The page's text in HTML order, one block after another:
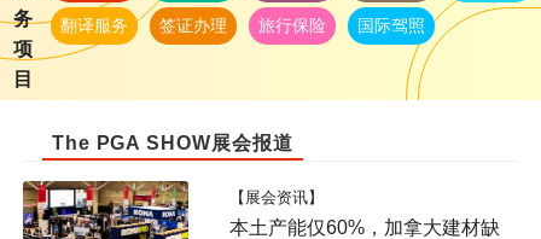
务
项
目
翻译服务 签证办理 旅行保险 国际驾照
The PGA SHOW展会报道
【展会资讯】
本土产能仅60%，加拿大建材缺